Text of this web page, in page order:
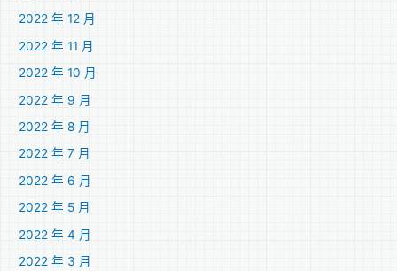
2022 年 12 月
2022 年 11 月
2022 年 10 月
2022 年 9 月
2022 年 8 月
2022 年 7 月
2022 年 6 月
2022 年 5 月
2022 年 4 月
2022 年 3 月